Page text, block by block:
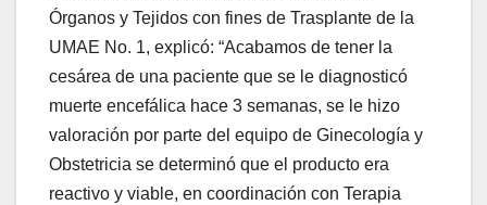
Órganos y Tejidos con fines de Trasplante de la
UMAE No. 1, explicó: “Acabamos de tener la
cesárea de una paciente que se le diagnosticó
muerte encefálica hace 3 semanas, se le hizo
valoración por parte del equipo de Ginecología y
Obstetricia se determinó que el producto era
reactivo y viable, en coordinación con Terapia